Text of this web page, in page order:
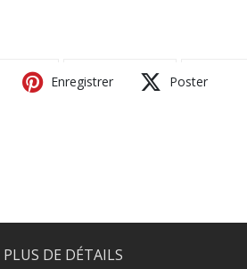
Enregistrer Poster
PLUS DE DÉTAILS